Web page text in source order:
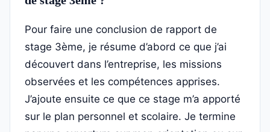
Pour faire une conclusion de rapport de
stage 3ème, je résume d’abord ce que j’ai
découvert dans l’entreprise, les missions
observées et les compétences apprises.
J’ajoute ensuite ce que ce stage m’a apporté
sur le plan personnel et scolaire. Je termine